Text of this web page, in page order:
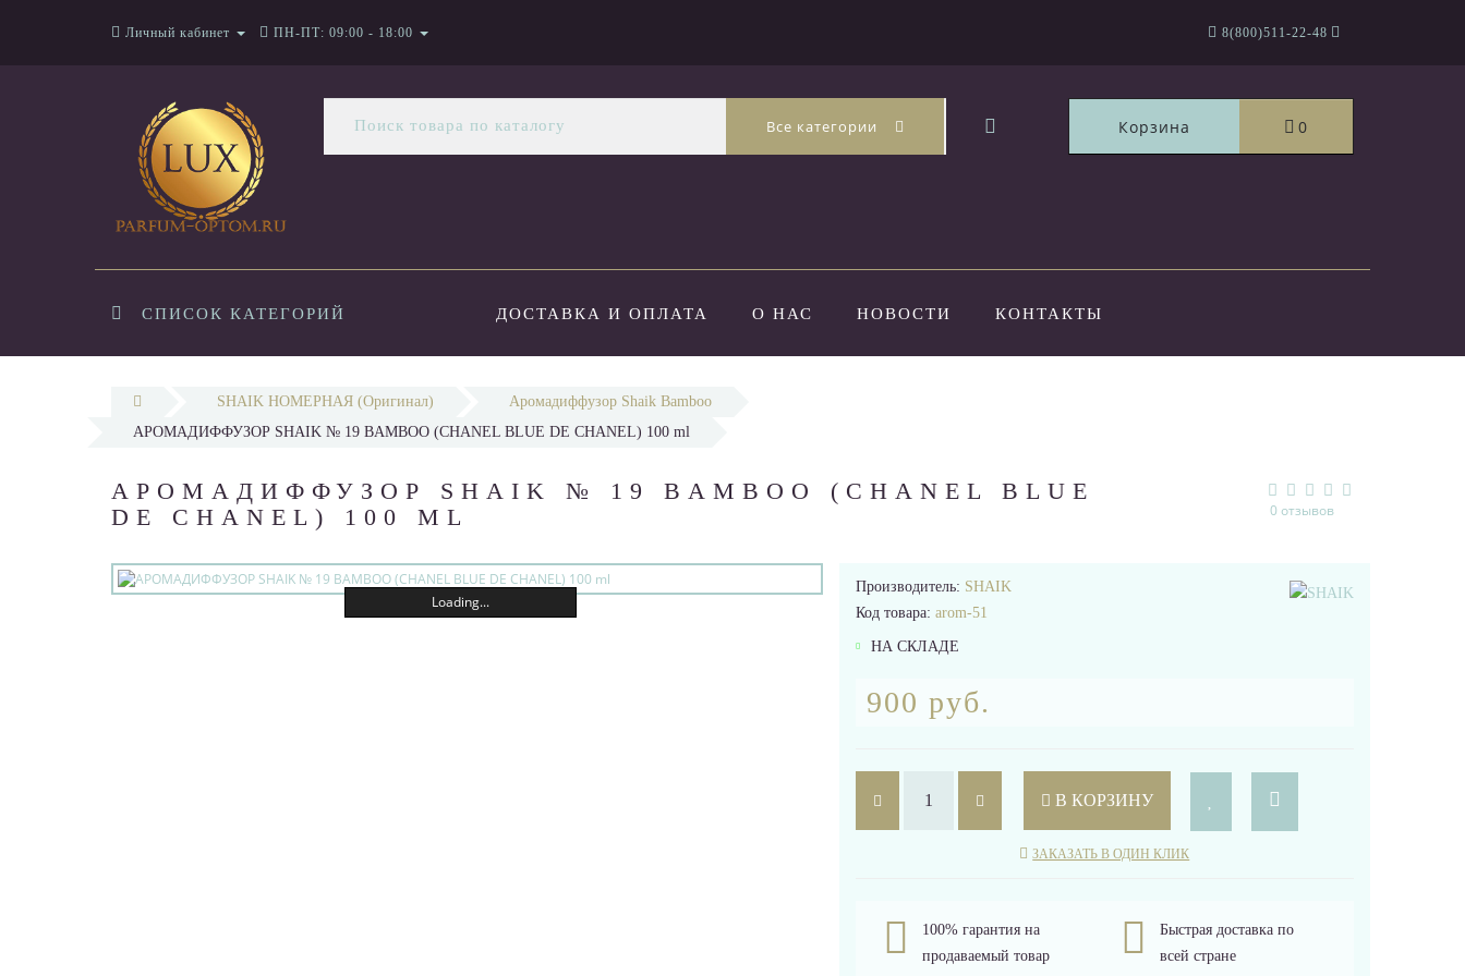
Личный кабинет ПН-ПТ: 09:00 - 18:00 8(800)511-22-48
Все категории Корзина 0
СПИСОК КАТЕГОРИЙ ДОСТАВКА И ОПЛАТА О НАС НОВОСТИ КОНТАКТЫ
SHAIK НОМЕРНАЯ (Оригинал)
Аромадиффузор Shaik Bamboo
АРОМАДИФФУЗОР SHAIK № 19 BAMBOO (CHANEL BLUE DE CHANEL) 100 ml
АРОМАДИФФУЗОР SHAIK № 19 BAMBOO (CHANEL BLUE
DE CHANEL) 100 ML
0 отзывов
Loading...
Производитель: SHAIK
Код товара: arom-51
НА СКЛАДЕ
900 руб.
В КОРЗИНУ
ЗАКАЗАТЬ В ОДИН КЛИК
100% гарантия на
продаваемый товар
Быстрая доставка по
всей стране